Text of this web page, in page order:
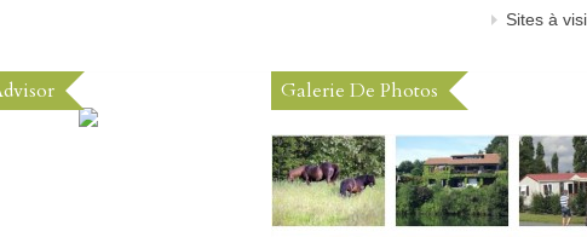
Sites à
Galerie De Photos